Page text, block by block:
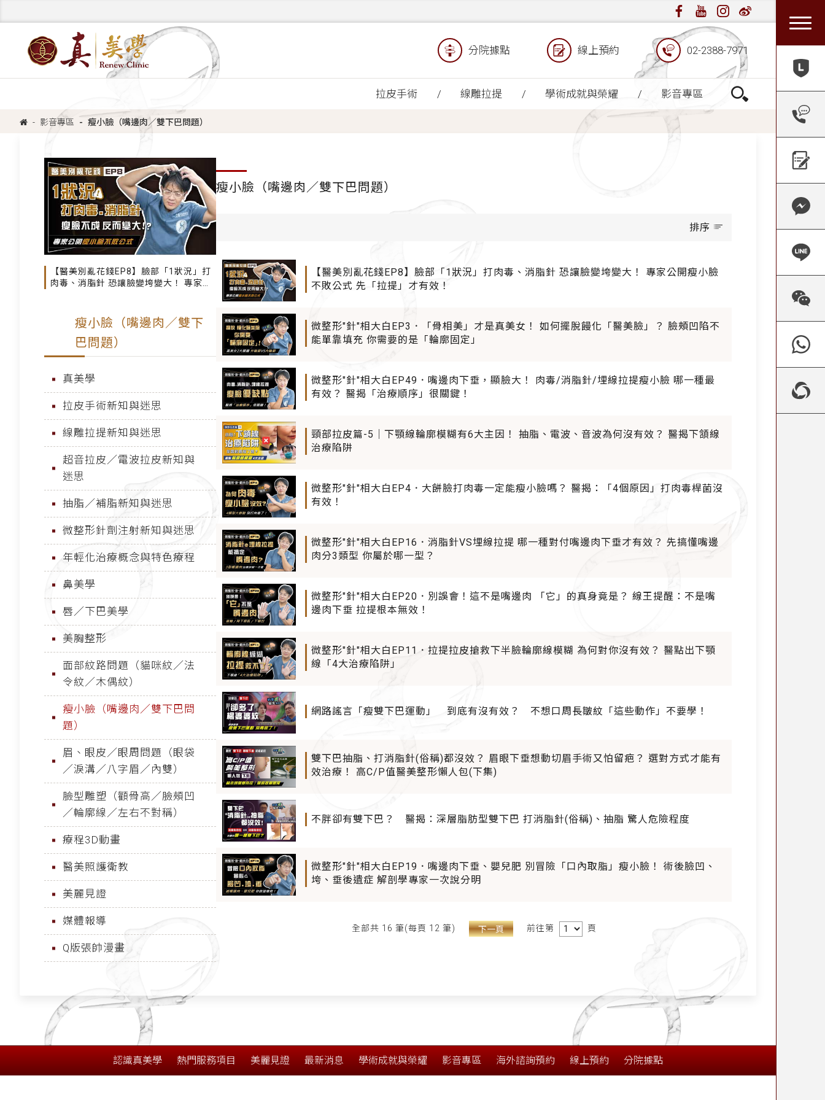
分院據點 線上預約 02-2388-7971
拉皮手術 線雕拉提 學術成就與榮耀 影音專區
影音專區 瘦小臉（嘴邊肉／雙下巴問題）
【醫美別亂花錢EP8】臉部「1狀況」打
肉毒、消脂針 恐讓臉變垮變大！ 專家公
瘦小臉（嘴邊肉／雙下
巴問題）
真美學
拉皮手術新知與迷思
線雕拉提新知與迷思
超音拉皮／電波拉皮新知與
迷思
抽脂／補脂新知與迷思
微整形針劑注射新知與迷思
年輕化治療概念與特色療程
鼻美學
唇／下巴美學
美胸整形
面部紋路問題（貓咪紋／法
令紋／木偶紋）
瘦小臉（嘴邊肉／雙下巴問
題）
眉、眼皮／眼周問題（眼袋
／淚溝／八字眉／內雙）
臉型雕塑（顴骨高／臉頰凹
／輪廓線／左右不對稱）
療程3D動畫
醫美照護衛教
美麗見證
媒體報導
Q版張帥漫畫
瘦小臉（嘴邊肉／雙下巴問題）
排序
【醫美別亂花錢EP8】臉部「1狀況」打肉毒、消脂針 恐讓臉變垮變大！ 專家公開瘦小臉
不敗公式 先「拉提」才有效！
微整形"針"相大白EP3．「骨相美」才是真美女！ 如何擺脫饅化「醫美臉」？ 臉頰凹陷不
能單靠填充 你需要的是「輪廓固定」
微整形"針"相大白EP49．嘴邊肉下垂，顯臉大！ 肉毒/消脂針/埋線拉提瘦小臉 哪一種最
有效？ 醫揭「治療順序」很關鍵！
頸部拉皮篇-5｜下顎線輪廓模糊有6大主因！ 抽脂、電波、音波為何沒有效？ 醫揭下頷線
治療陷阱
微整形"針"相大白EP4．大餅臉打肉毒一定能瘦小臉嗎？ 醫揭：「4個原因」打肉毒桿菌沒
有效！
微整形"針"相大白EP16．消脂針VS埋線拉提 哪一種對付嘴邊肉下垂才有效？ 先搞懂嘴邊
肉分3類型 你屬於哪一型？
微整形"針"相大白EP20．別誤會！這不是嘴邊肉 「它」的真身竟是？ 線王提醒：不是嘴
邊肉下垂 拉提根本無效！
微整形"針"相大白EP11．拉提拉皮搶救下半臉輪廓線模糊 為何對你沒有效？ 醫點出下顎
線「4大治療陷阱」
網路謠言「瘦雙下巴運動」 到底有沒有效？ 不想口周長皺紋「這些動作」不要學！
雙下巴抽脂、打消脂針(俗稱)都沒效？ 眉眼下垂想動切眉手術又怕留疤？ 選對方式才能有
效治療！ 高C/P值醫美整形懶人包(下集)
不胖卻有雙下巴？ 醫揭：深層脂肪型雙下巴 打消脂針(俗稱)、抽脂 驚人危險程度
微整形"針"相大白EP19．嘴邊肉下垂、嬰兒肥 別冒險「口內取脂」瘦小臉！ 術後臉凹、
垮、垂後遺症 解剖學專家一次說分明
全部共 16 筆(每頁 12 筆) 下一頁 前往第 頁
認識真美學 熱門服務項目 美麗見證 最新消息 學術成就與榮耀 影音專區 海外諮詢預約 線上預約 分院據點